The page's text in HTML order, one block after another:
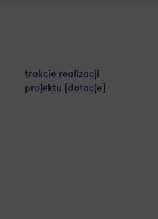
trakcie realizacji
projektu (dotacje)